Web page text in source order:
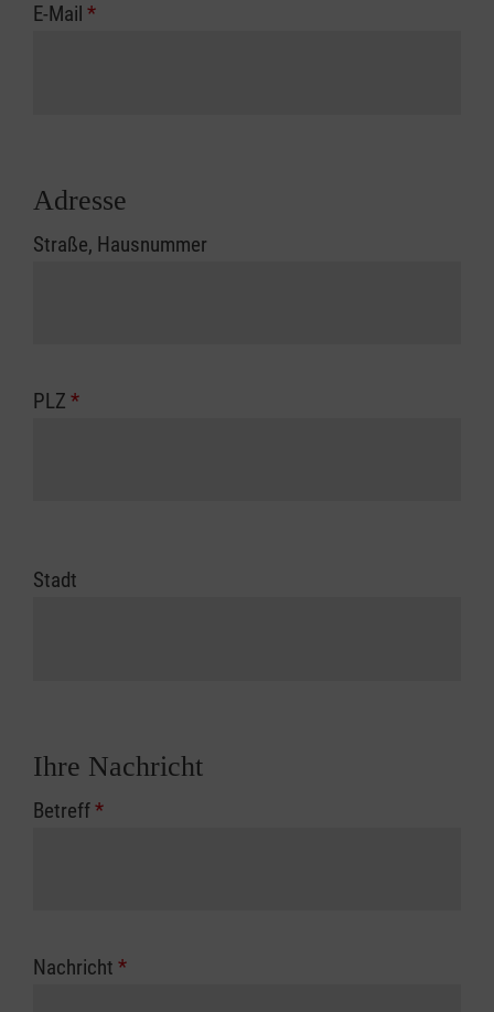
E-Mail *
Adresse
Straße, Hausnummer
PLZ *
Stadt
Ihre Nachricht
Betreff*
Nachricht *